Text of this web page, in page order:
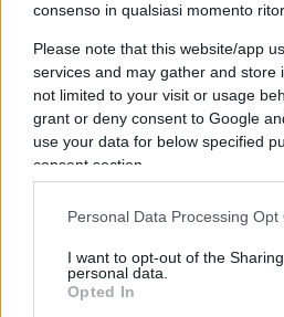
consenso in qualsiasi momento
Please note that this website/app
services and may gather and store
not limited to your visit or usage
grant or deny consent to Google
use your data for below specified
consent section.
Personal Data Processing Opt
I want to opt-out of the
personal data.
Opted In
Cosa può pensare un
sessuale? Che le sue
qualche modo giustificate
in una forma di possesso
Cosa può pensare una
da parte di un compagno o
ancestralmente? No,
recuperiamo il senso ed il
nostre vite, delle nostre